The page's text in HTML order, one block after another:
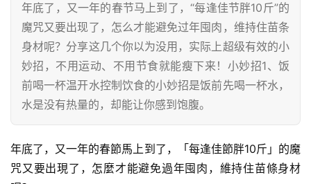
年底了，又一年的春节马上到了，“每逢佳节胖10斤”的
魔咒又要出现了，怎么才能避免过年囤肉，维持住苗条
身材呢？分享这几个你以为没用，实际上超级有效的小
妙招，不用运动、不用节食就能瘦下来！小妙招1、饭
前喝一杯温开水控制饮食的小妙招是饭前先喝一杯水，
水是没有热量的，却能让你感到饱腹。
年底了，又一年的春節馬上到了，「每逢佳節胖10斤」的魔
咒又要出現了，怎麼才能避免過年囤肉，維持住苗條身材